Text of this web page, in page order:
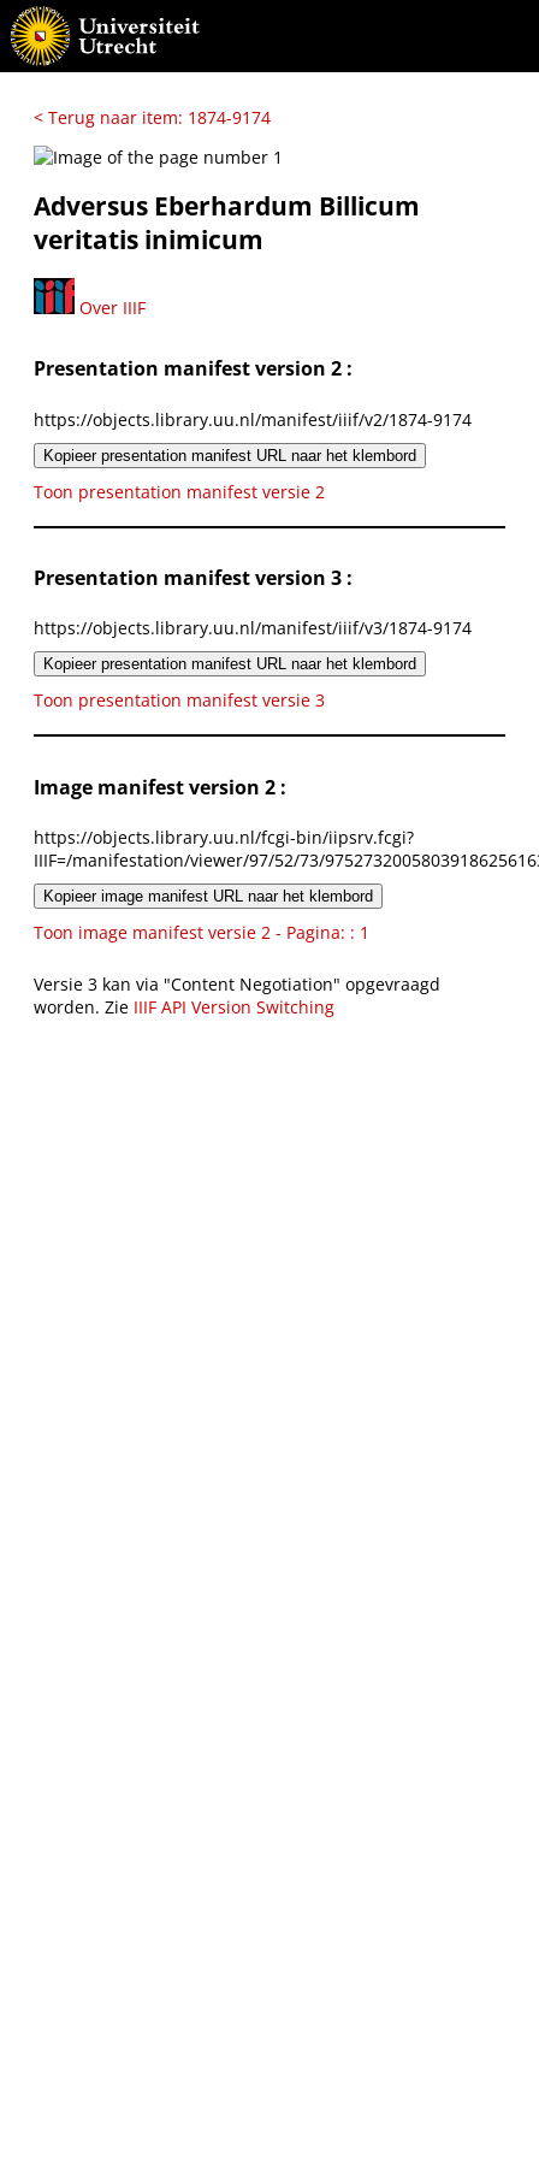
< Terug naar item: 1874-9174
Adversus Eberhardum Billicum
veritatis inimicum
Over IIIF
Presentation manifest version 2 :
https://objects.library.uu.nl/manifest/iiif/v2/1874-9174
Kopieer presentation manifest URL naar het klembord
Toon presentation manifest versie 2
Presentation manifest version 3 :
https://objects.library.uu.nl/manifest/iiif/v3/1874-9174
Kopieer presentation manifest URL naar het klembord
Toon presentation manifest versie 3
Image manifest version 2 :
https://objects.library.uu.nl/fcgi-bin/iipsrv.fcgi?
IIIF=/manifestation/viewer/97/52/73/
Kopieer image manifest URL naar het klembord
Toon image manifest versie 2 - Pagina: : 1
Versie 3 kan via "Content Negotiation" opgevraagd
worden. Zie IIIF API Version Switching